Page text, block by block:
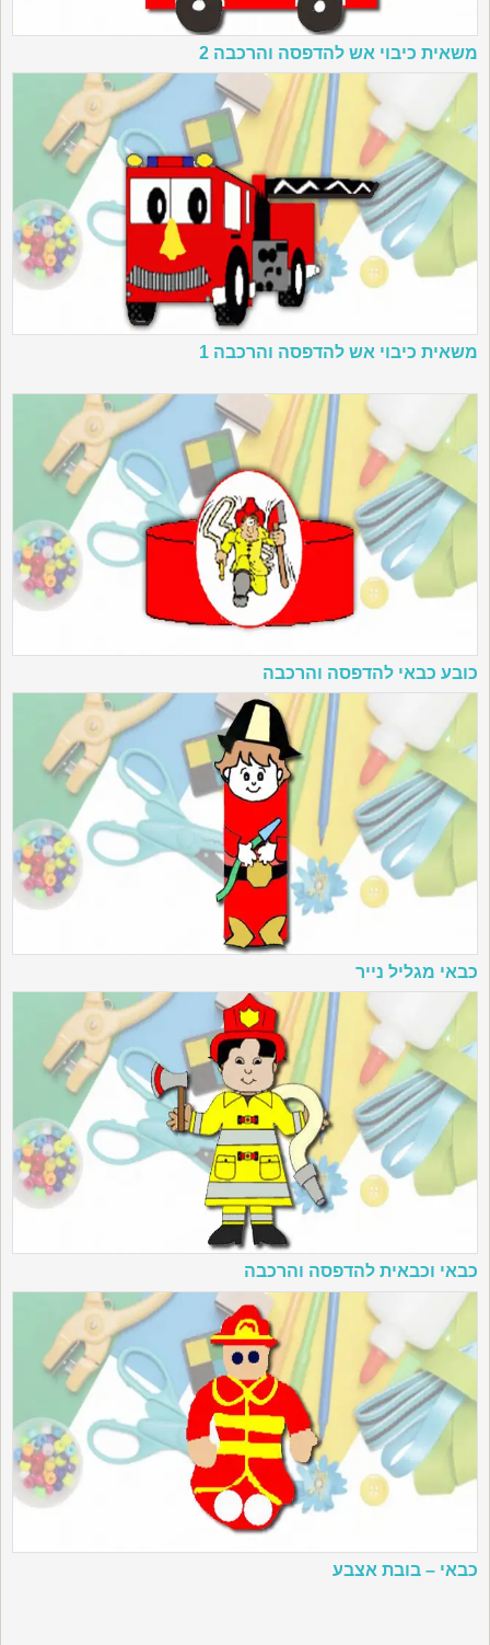
משאית כיבוי אש להדפסה והרכבה 2
משאית כיבוי אש להדפסה והרכבה 1
כובע כבאי להדפסה והרכבה
כבאי מגליל נייר
כבאי וכבאית להדפסה והרכבה
כבאי – בובת אצבע